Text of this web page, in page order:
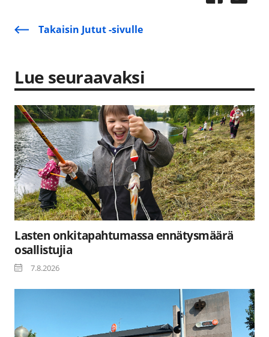
Takaisin Jutut -sivulle
Lue seuraavaksi
Lasten onkitapahtumassa ennätysmäärä
osallistujia
7.8.2026